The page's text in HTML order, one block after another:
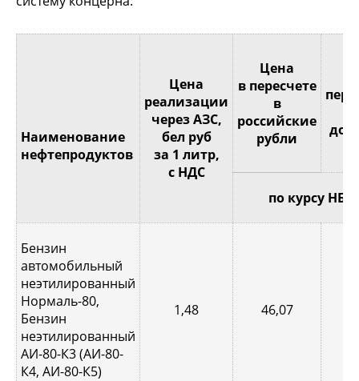
Наименование
нефтепродуктов
Цена
реализации
через АЗС,
бел руб
за 1 литр,
с НДС
Цена
в пересчете
в
российские
рубли
по курсу
Бензин
автомобильный
неэтилированный
Нормаль-80,
Бензин
неэтилированный
АИ-80-К3 (АИ-80-
К4, АИ-80-К5)
1,48 46,07